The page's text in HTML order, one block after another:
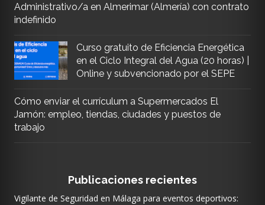
Administrativo/a en Almerimar (Almería) con contrato
indefinido
Curso gratuito de Eficiencia Energética
en el Ciclo Integral del Agua (20 horas) |
Online y subvencionado por el SEPE
Cómo enviar el currículum a Supermercados El
Jamón: empleo, tiendas, ciudades y puestos de
trabajo
Publicaciones recientes
Vigilante de Seguridad en Málaga para eventos deportivos: